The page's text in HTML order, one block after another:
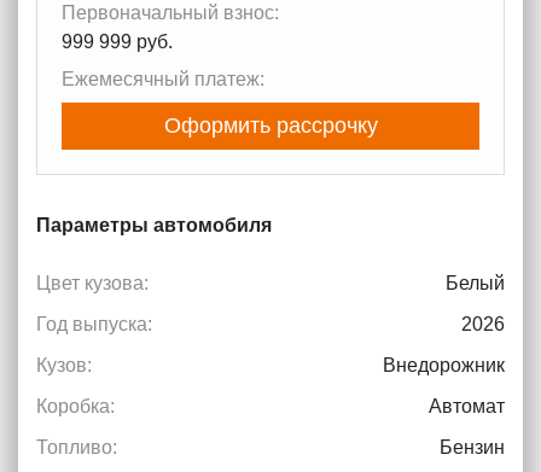
Первоначальный взнос:
999 999 руб.
Ежемесячный платеж:
Оформить рассрочку
Параметры автомобиля
Цвет кузова:
Белый
Год выпуска:
2026
Кузов:
Внедорожник
Коробка:
Автомат
Топливо:
Бензин